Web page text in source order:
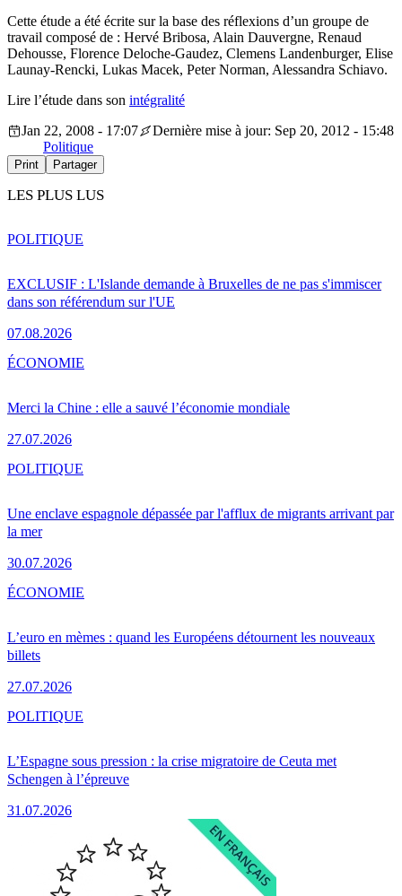
Cette étude a été écrite sur la base des réflexions d’un groupe de
travail composé de : Hervé Bribosa, Alain Dauvergne, Renaud
Dehousse, Florence Deloche-Gaudez, Clemens Landenburger, Elise
Launay-Rencki, Lukas Macek, Peter Norman, Alessandra Schiavo.
Lire l’étude dans son intégralité
Jan 22, 2008 - 17:07
Dernière mise à jour: Sep 20, 2012 - 15:48
Politique
Print Partager
LES PLUS LUS
EXCLUSIF : L'Islande demande à Bruxelles de ne pas s'immiscer
dans son référendum sur l'UE
07.08.2026
POLITIQUE
Merci la Chine : elle a sauvé l’économie mondiale
27.07.2026
ÉCONOMIE
Une enclave espagnole dépassée par l'afflux de migrants arrivant par
la mer
30.07.2026
POLITIQUE
L’euro en mèmes : quand les Européens détournent les nouveaux
billets
27.07.2026
ÉCONOMIE
L’Espagne sous pression : la crise migratoire de Ceuta met
Schengen à l’épreuve
31.07.2026
POLITIQUE